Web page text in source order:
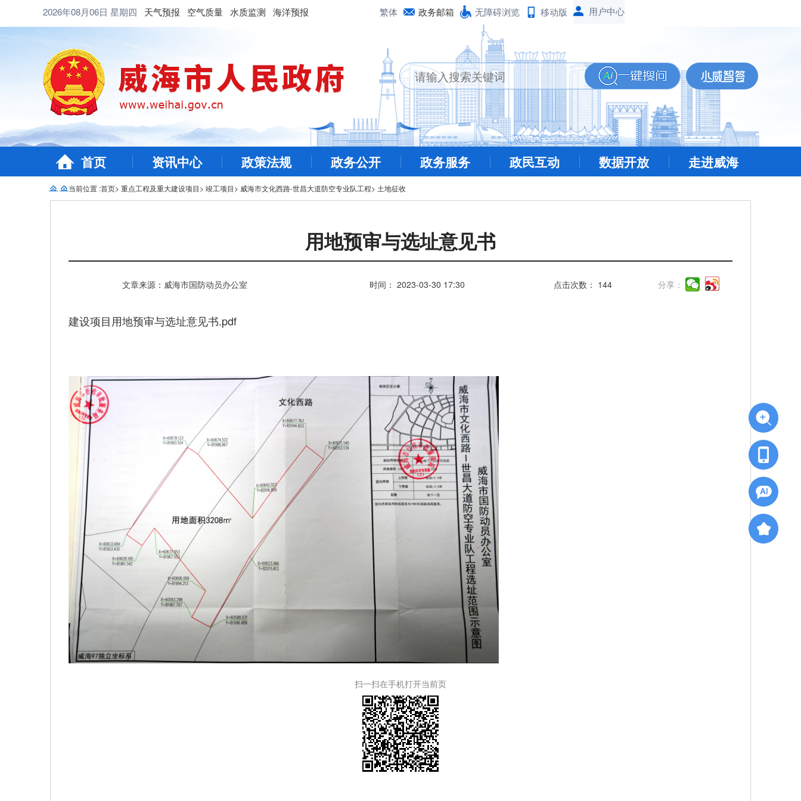
2026年08月06日 星期四 天气预报 空气质量 水质监测 海洋预报 繁体 政务邮箱 无障碍浏览 移动版
首页 资讯中心 政策法规 政务公开 政务服务 政民互动 数据开放 走进威海
当前位置 :首页> 重点工程及重大建设项目> 竣工项目> 威海市文化西路-世昌大道防空专业队工程> 土地征收
用地预审与选址意见书
文章来源：威海市国防动员办公室 时间： 2023-03-30 17:30 点击次数： 144 分享：
建设项目用地预审与选址意见书.pdf
扫一扫在手机打开当前页